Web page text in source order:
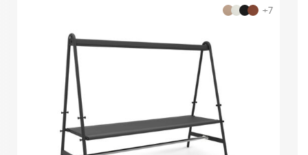
+7